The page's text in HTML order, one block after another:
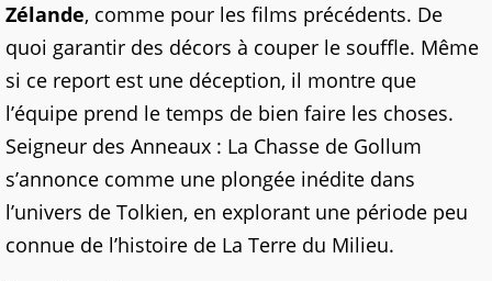
Zélande, comme pour les films précédents. De
quoi garantir des décors à couper le souffle. Même
si ce report est une déception, il montre que
l’équipe prend le temps de bien faire les choses.
Seigneur des Anneaux : La Chasse de Gollum
s’annonce comme une plongée inédite dans
l’univers de Tolkien, en explorant une période peu
connue de l’histoire de La Terre du Milieu.